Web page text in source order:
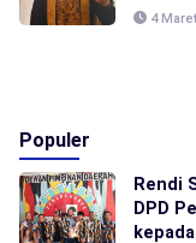
4
Populer
Rendi
DPD